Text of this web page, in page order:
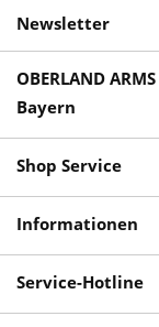
Newsletter
OBERLAND
Bayern
Shop Service
Informationen
Service-Hotline